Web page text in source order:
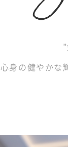
心身の健やかな